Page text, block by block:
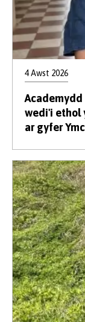
4 Awst 2026
Academydd
wedi'i ethol
ar gyfer